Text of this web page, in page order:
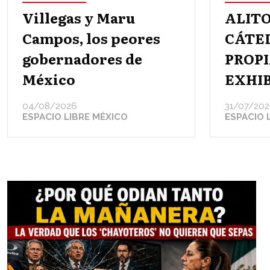
Villegas y Maru
Campos, los peores
gobernadores de
México
ESPACIO LIBRE MÉXICO
04/08/2026
ESPACIO
31/07/